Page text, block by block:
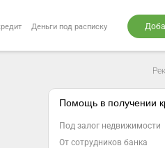
Деньги под расписку
Помощь в получении
Под залог недвижимости
От сотрудников банка